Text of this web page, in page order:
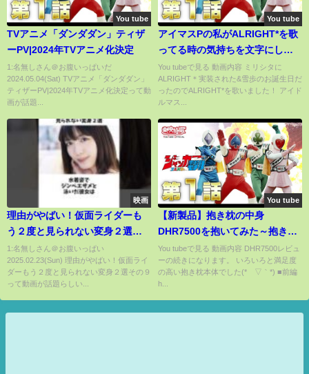
You tube
TVアニメ「ダンダダン」ティザ
ーPV|2024年TVアニメ化決定
1:名無しさん＠お腹いっぱいだ
2024.05.04(Sat) TVアニメ「ダンダダン」
ティザーPV|2024年TVアニメ化決定って動
画が話題...
You tube
アイマスPの私がALRIGHT*を歌
ってる時の気持ちを文字にして
みた
You tubeで見る 動画内容 ミリシタに
ALRIGHT＊実装された&雪歩のお誕生日だ
ったのでALRIGHT*を歌いました！ アイド
ルマス...
映画
理由がやばい！仮面ライダーも
う２度と見られない変身２選そ
の９
1:名無しさん＠お腹いっぱい
2025.02.23(Sun) 理由がやばい！仮面ライ
ダーもう２度と見られない変身２選その９
って動画が話題らしい...
You tube
【新製品】抱き枕の中身
DHR7500を抱いてみた～抱き枕
レビュー動画～
You tubeで見る 動画内容 DHR7500レビュ
ーの続きになります。 いろいろと満足度
の高い抱き枕本体でした(*´▽｀*) ■前編
h...